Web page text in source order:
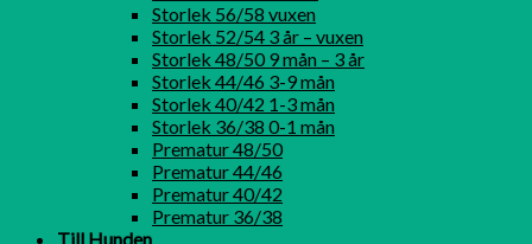
Storlek 56/58 vuxen
Storlek 52/54 3 år – vuxen
Storlek 48/50 9 mån – 3 år
Storlek 44/46 3-9 mån
Storlek 40/42 1-3 mån
Storlek 36/38 0-1 mån
Prematur 48/50
Prematur 44/46
Prematur 40/42
Prematur 36/38
Till Hunden